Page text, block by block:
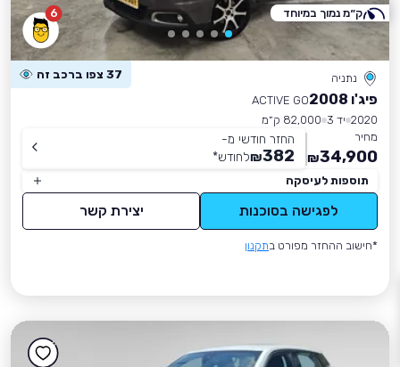
6
נתניה 37 צפו ברכב זה
פיג'ו 2008
ACTIVE GO
2020 יד 3
82,000 ק״מ
מחיר
34,900
₪
החזר חודשי מ-
382
₪לחודש*
תוספות לעיסקה
לפגישה בסוכנות יצירת קשר
*חישוב ההחזר מפורט בתקנון
ק״מ נמוך במיוחד